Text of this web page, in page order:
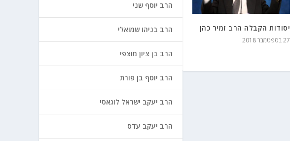
יסודות הקבלה הרב זמיר כהן
27 בספטמבר 2018
הרב יוסף שני
הרב בניהו שמואלי
הרב בן ציון מוצפי
הרב יוסף בן פורת
הרב יעקב ישראל לוגאסי
הרב יעקב עדס